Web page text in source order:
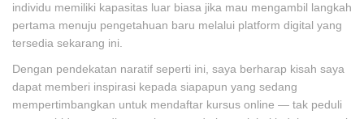
individu memiliki kapasitas luar biasa jika mau mengambil langkah
pertama menuju pengetahuan baru melalui platform digital yang
tersedia sekarang ini.
Dengan pendekatan naratif seperti ini, saya berharap kisah saya
dapat memberi inspirasi kepada siapapun yang sedang
mempertimbangkan untuk mendaftar kursus online — tak peduli